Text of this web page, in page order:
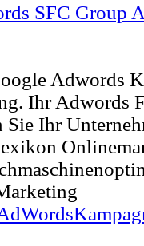
SFC Group
Adwords
Ihr Adwords
Sie Ihr